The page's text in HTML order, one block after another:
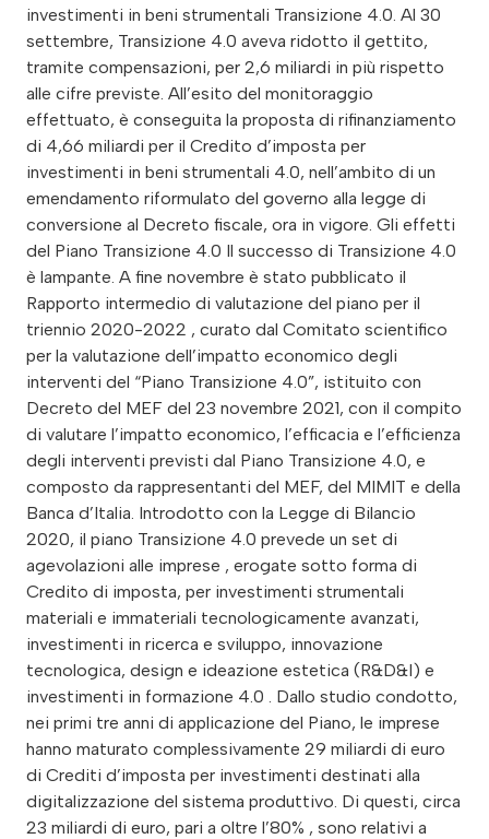
investimenti in beni strumentali Transizione 4.0. Al 30
settembre, Transizione 4.0 aveva ridotto il gettito,
tramite compensazioni, per 2,6 miliardi in più rispetto
alle cifre previste. All’esito del monitoraggio
effettuato, è conseguita la proposta di rifinanziamento
di 4,66 miliardi per il Credito d’imposta per
investimenti in beni strumentali 4.0, nell’ambito di un
emendamento riformulato del governo alla legge di
conversione al Decreto fiscale, ora in vigore. Gli effetti
del Piano Transizione 4.0 Il successo di Transizione 4.0
è lampante. A fine novembre è stato pubblicato il
Rapporto intermedio di valutazione del piano per il
triennio 2020-2022 , curato dal Comitato scientifico
per la valutazione dell’impatto economico degli
interventi del “Piano Transizione 4.0”, istituito con
Decreto del MEF del 23 novembre 2021, con il compito
di valutare l’impatto economico, l’efficacia e l’efficienza
degli interventi previsti dal Piano Transizione 4.0, e
composto da rappresentanti del MEF, del MIMIT e della
Banca d’Italia. Introdotto con la Legge di Bilancio
2020, il piano Transizione 4.0 prevede un set di
agevolazioni alle imprese , erogate sotto forma di
Credito di imposta, per investimenti strumentali
materiali e immateriali tecnologicamente avanzati,
investimenti in ricerca e sviluppo, innovazione
tecnologica, design e ideazione estetica (R&D&I) e
investimenti in formazione 4.0 . Dallo studio condotto,
nei primi tre anni di applicazione del Piano, le imprese
hanno maturato complessivamente 29 miliardi di euro
di Crediti d’imposta per investimenti destinati alla
digitalizzazione del sistema produttivo. Di questi, circa
23 miliardi di euro, pari a oltre l’80% , sono relativi a